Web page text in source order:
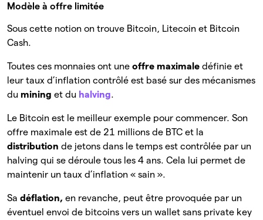
Modèle à offre limitée
Sous cette notion on trouve Bitcoin, Litecoin et Bitcoin
Cash.
Toutes ces monnaies ont une offre maximale définie et
leur taux d’inflation contrôlé est basé sur des mécanismes
du mining et du halving.
Le Bitcoin est le meilleur exemple pour commencer. Son
offre maximale est de 21 millions de BTC et la
distribution de jetons dans le temps est contrôlée par un
halving qui se déroule tous les 4 ans. Cela lui permet de
maintenir un taux d’inflation « sain ».
Sa déflation, en revanche, peut être provoquée par un
éventuel envoi de bitcoins vers un wallet sans private key